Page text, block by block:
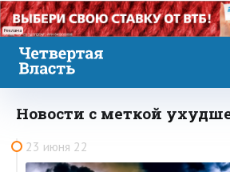
Реклама
Новости с меткой
23 июня 22